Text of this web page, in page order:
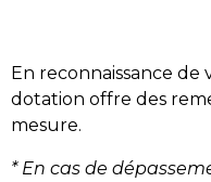
En reconnaissance
dotation offre des
mesure.
* En cas de